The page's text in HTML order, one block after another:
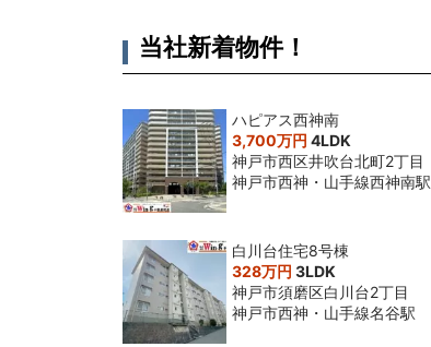
当社新着物件！
ハピアス西神南
3,700万円 4LDK
神戸市西区井吹台北町2丁目
神戸市西神・山手線西神南駅
白川台住宅8号棟
328万円 3LDK
神戸市須磨区白川台2丁目
神戸市西神・山手線名谷駅